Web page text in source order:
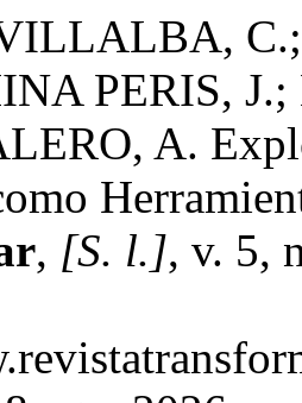
PERIS,
A.
, [S. l.], v. 5,